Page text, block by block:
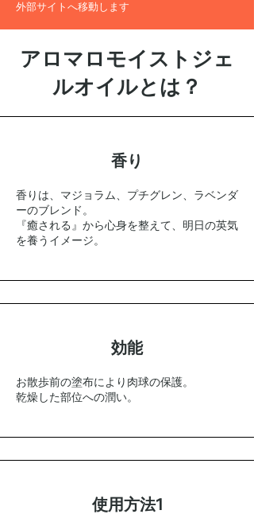
外部サイトへ移動します
アロマロモイストジェ
ルオイルとは？
香り
香りは、マジョラム、プチグレン、ラベンダ
ーのブレンド。
『癒される』から心身を整えて、明日の英気
を養うイメージ。
効能
お散歩前の塗布により肉球の保護。
乾燥した部位への潤い。
使用方法1